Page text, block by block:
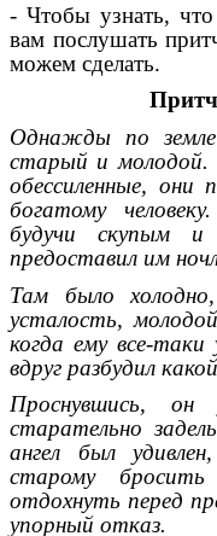
- Чтобы узнать,
вам послушать
можем сделать.
Однажды по земле
старый и молодой.
обессиленные, они
богатому
будучи скупым и
предоставил им
Там было
усталость,
когда ему все-таки
вдруг разбудил
Проснувшись,
старательно
ангел был
старому
отдохнуть перед
упорный отказ.